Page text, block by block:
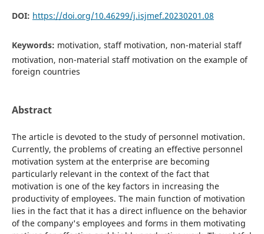
DOI: https://doi.org/10.46299/j.isjmef.20230201.08
Keywords: motivation, staff motivation, non-material staff
motivation, non-material staff motivation on the example of
foreign countries
Abstract
The article is devoted to the study of personnel motivation.
Currently, the problems of creating an effective personnel
motivation system at the enterprise are becoming
particularly relevant in the context of the fact that
motivation is one of the key factors in increasing the
productivity of employees. The main function of motivation
lies in the fact that it has a direct influence on the behavior
of the company's employees and forms in them motivating